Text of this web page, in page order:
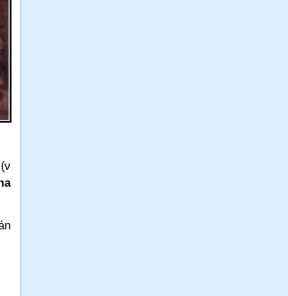
(v